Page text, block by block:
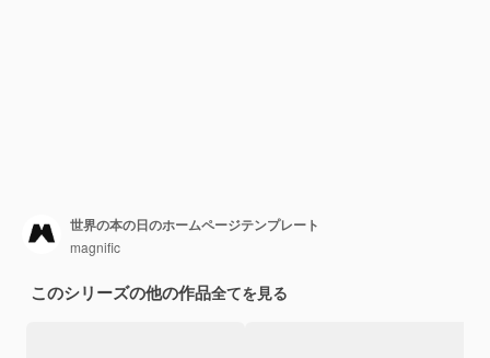
世界の本の日のホームページテンプレート
magnific
このシリーズの他の作品全てを見る